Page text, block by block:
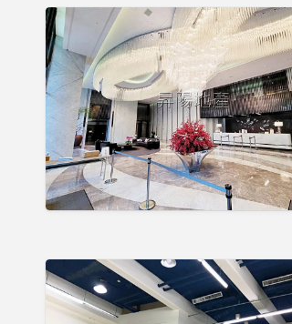
站
旁，
附
裝
潢
間/
管
理
採
光
好
【台
北
市
中
山
區】
玻
璃
帷
外
觀
二
【台
北